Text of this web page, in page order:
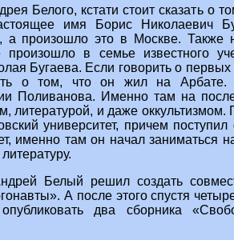
Белого, кстати стоит сказать о
имя Борис Николаевич
а произошло это в Москве. Также
в семье известного
Бугаева. Если говорить о первых
о том, что он жил на Арбате.
Поливанова. Именно там на
литературой, и даже оккультизмом.
университет, причем
именно там он начал заниматься
Белый решил создать
А после этого спустя
два сборника